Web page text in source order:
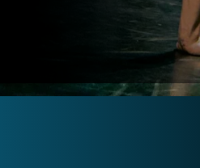
tot een zintuiglijke werkplaats